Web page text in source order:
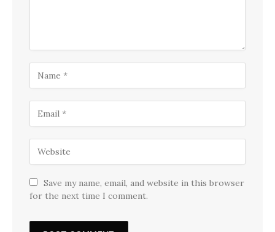
Save my name, email, and website in this browser
for the next time I comment.